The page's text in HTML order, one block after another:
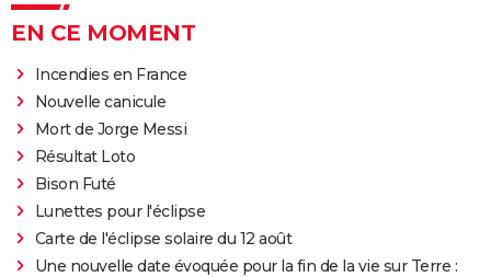
EN CE MOMENT
Incendies en France
Nouvelle canicule
Mort de Jorge Messi
Résultat Loto
Bison Futé
Lunettes pour l'éclipse
Carte de l'éclipse solaire du 12 août
Une nouvelle date évoquée pour la fin de la vie sur Terre :